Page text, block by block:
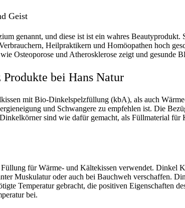
Geist
genannt, und diese ist ist ein wahres
Heilpraktikern und Homöopathen hoch
Osteoporose und Atherosklerose zeigt und gesunde
bei Hans Natur
mit Bio-Dinkelspelzfüllung (kbA), als auch
und Schwangere zu empfehlen ist. Die
sind wie dafür gemacht, als Füllmaterial
für Wärme- und Kältekissen verwendet. Dinkel
Muskulatur oder auch bei Bauchweh verschaffen.
Temperatur gebracht, die positiven Eigenschaften
bei.